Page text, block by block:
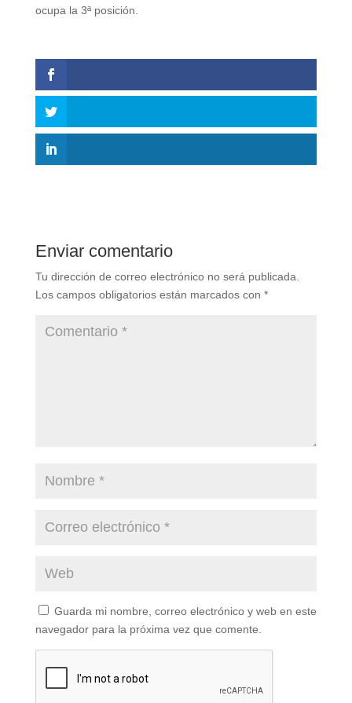
ocupa la 3ª posición.
Enviar comentario
Tu dirección de correo electrónico no será publicada.
Los campos obligatorios están marcados con *
Guarda mi nombre, correo electrónico y web en este
navegador para la próxima vez que comente.